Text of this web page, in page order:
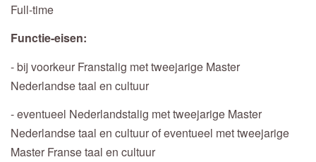
Full-time
Functie-eisen:
- bij voorkeur Franstalig met tweejarige Master
Nederlandse taal en cultuur
- eventueel Nederlandstalig met tweejarige Master
Nederlandse taal en cultuur of eventueel met tweejarige
Master Franse taal en cultuur